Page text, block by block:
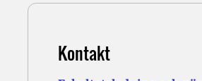
Kontakt